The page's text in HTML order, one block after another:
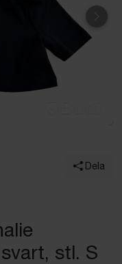
Dela
stl. S